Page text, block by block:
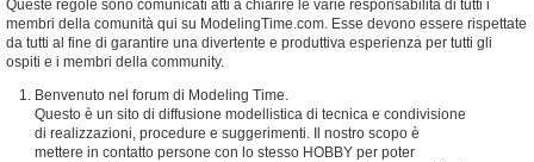
Queste regole sono comunicati atti a chiarire le varie responsabilità di tutti i
membri della comunità qui su ModelingTime.com. Esse devono essere rispettate
da tutti al fine di garantire una divertente e produttiva esperienza per tutti gli
ospiti e i membri della community.
Benvenuto nel forum di Modeling Time.
Questo è un sito di diffusione modellistica di tecnica e condivisione
di realizzazioni, procedure e suggerimenti. Il nostro scopo è
mettere in contatto persone con lo stesso HOBBY per poter